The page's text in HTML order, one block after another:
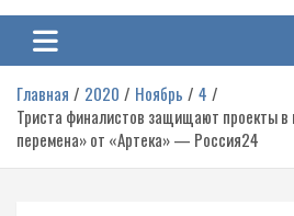
Главная 2020 Ноябрь
4
Триста финалистов защищают проекты в
перемена» от «Артека» — Россия24